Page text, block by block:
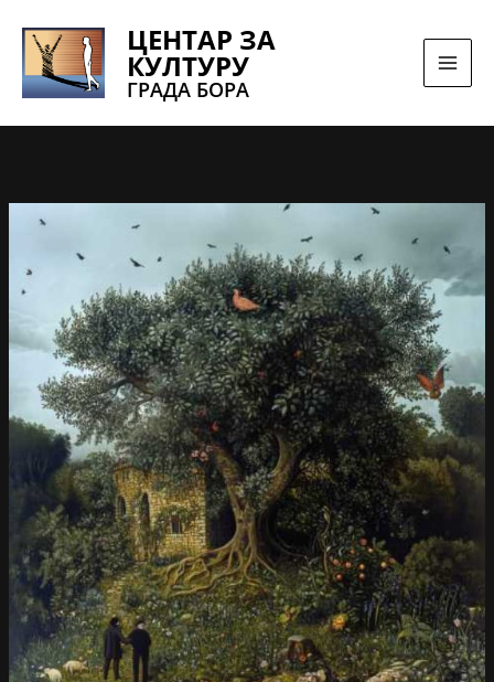
sadržaj
ЦЕНТАР ЗА
КУЛТУРУ
ГРАДА БОРА